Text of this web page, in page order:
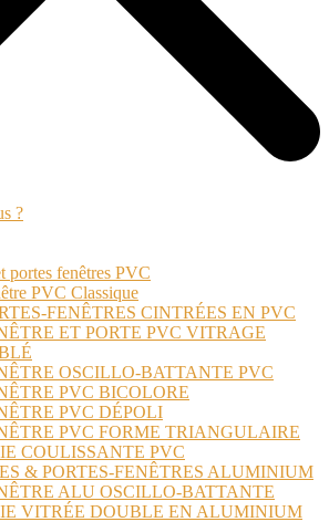
?
portes fenêtres PVC
PVC Classique
FENÊTRES CINTRÉES EN PVC
ET PORTE PVC VITRAGE
OSCILLO-BATTANTE PVC
PVC BICOLORE
PVC DÉPOLI
PVC FORME TRIANGULAIRE
COULISSANTE PVC
& PORTES-FENÊTRES ALUMINIUM
ALU OSCILLO-BATTANTE
VITRÉE DOUBLE EN ALUMINIUM